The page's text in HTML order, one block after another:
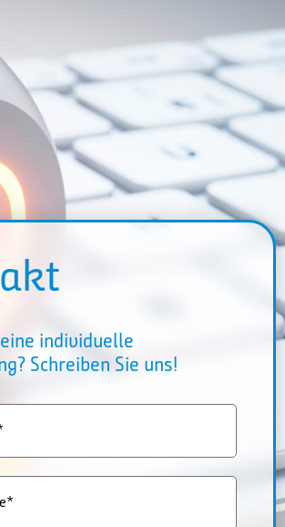
individuelle
Schreiben Sie uns!